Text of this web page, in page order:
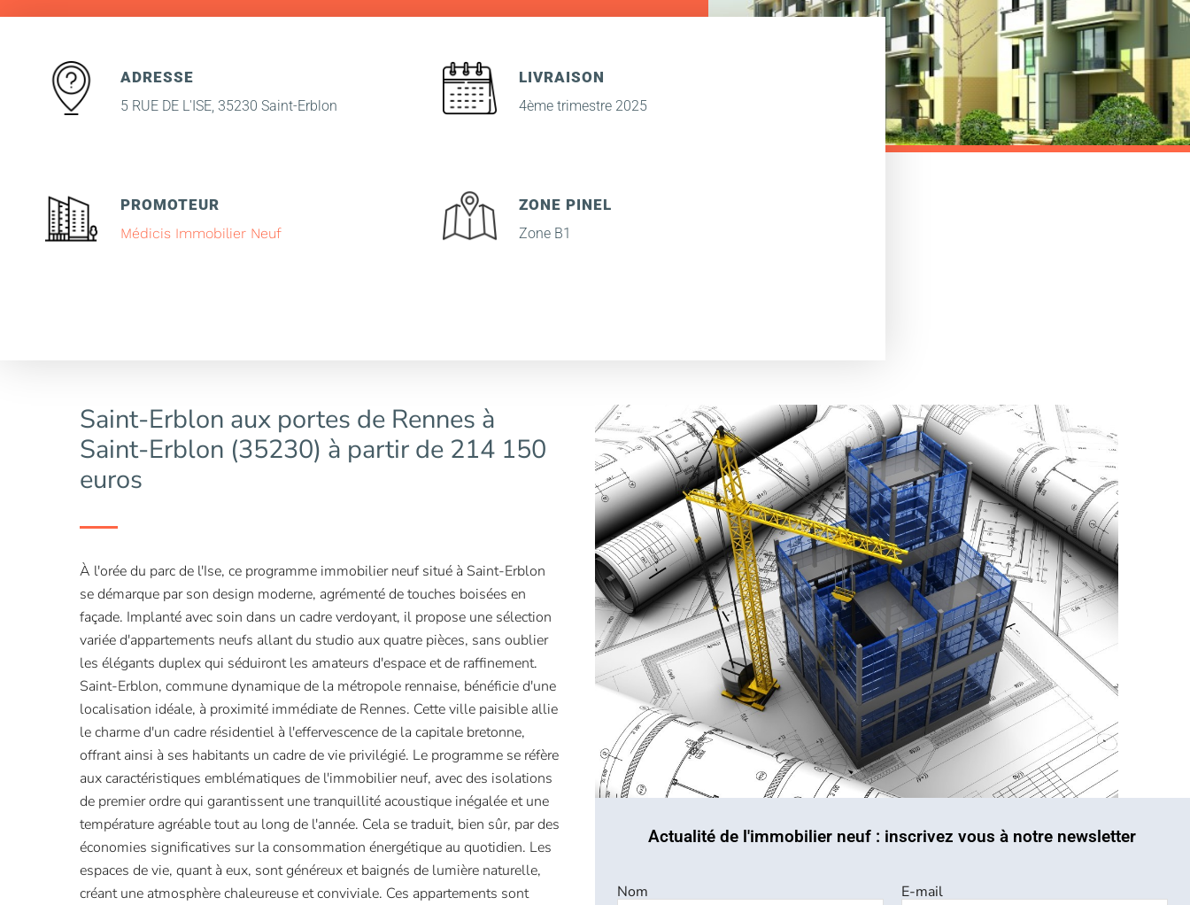
ADRESSE
5 RUE DE L'ISE, 35230 Saint-Erblon
LIVRAISON
4ème trimestre 2025
PROMOTEUR
Médicis Immobilier Neuf
ZONE PINEL
Zone B1
Saint-Erblon aux portes de Rennes à
Saint-Erblon (35230) à partir de 214 150
euros
À l'orée du parc de l'Ise, ce programme immobilier neuf situé à Saint-Erblon
se démarque par son design moderne, agrémenté de touches boisées en
façade. Implanté avec soin dans un cadre verdoyant, il propose une sélection
variée d'appartements neufs allant du studio aux quatre pièces, sans oublier
les élégants duplex qui séduiront les amateurs d'espace et de raffinement.
Saint-Erblon, commune dynamique de la métropole rennaise, bénéficie d'une
localisation idéale, à proximité immédiate de Rennes. Cette ville paisible allie
le charme d'un cadre résidentiel à l'effervescence de la capitale bretonne,
offrant ainsi à ses habitants un cadre de vie privilégié. Le programme se réfère
aux caractéristiques emblématiques de l'immobilier neuf, avec des isolations
de premier ordre qui garantissent une tranquillité acoustique inégalée et une
température agréable tout au long de l'année. Cela se traduit, bien sûr, par des
économies significatives sur la consommation énergétique au quotidien. Les
espaces de vie, quant à eux, sont généreux et baignés de lumière naturelle,
créant une atmosphère chaleureuse et conviviale. Ces appartements sont
Actualité de l'immobilier neuf : inscrivez vous à notre newsletter
Nom E-mail